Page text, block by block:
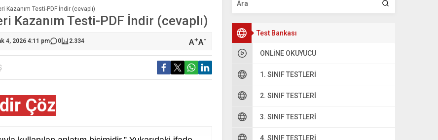
Test Bankası
ONLINE OKUYUCU
1. SINIF TESTLERI
2. SINIF TESTLERI
3. SINIF TESTLERI
4. SINIF TESTLERI
Kazanım Testi-PDF İndir (cevaplı)
Kazanım Testi-PDF İndir (cevaplı)
4, 2026 4:11 pm 0 2.334 A+A-
Çöz